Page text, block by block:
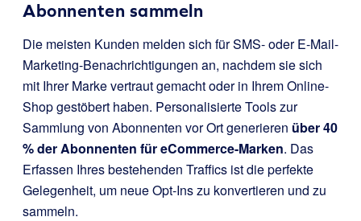
Abonnenten sammeln
Die meisten Kunden melden sich für SMS- oder E-Mail-
Marketing-Benachrichtigungen an, nachdem sie sich
mit Ihrer Marke vertraut gemacht oder in Ihrem Online-
Shop gestöbert haben. Personalisierte Tools zur
Sammlung von Abonnenten vor Ort generieren über 40
% der Abonnenten für eCommerce-Marken. Das
Erfassen Ihres bestehenden Traffics ist die perfekte
Gelegenheit, um neue Opt-Ins zu konvertieren und zu
sammeln.